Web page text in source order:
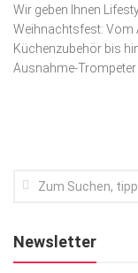
Gesellschaft
Kunst & Kultur
Top Branchen
Wir geben Ihnen
Weihnachtsfest: Vom
Küchenzubehör bis
Ausnahme-Trompeter
Newsletter